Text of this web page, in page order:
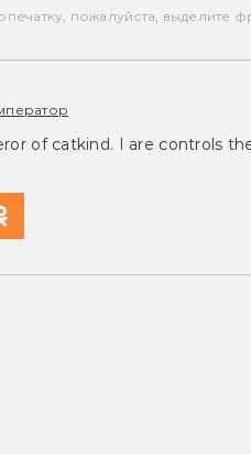
пожалуйста, выделите
of catkind. I are controls